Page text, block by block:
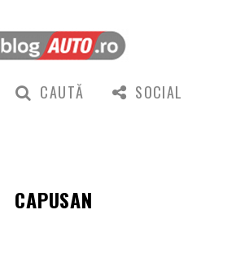
CAUTĂ SOCIAL
CAPUSAN